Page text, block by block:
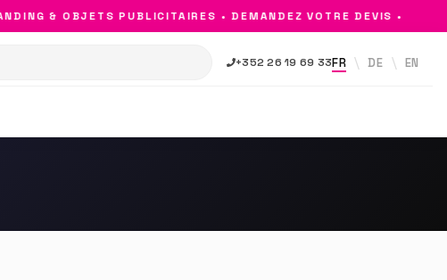
& OBJETS PUBLICITAIRES • DEMANDEZ VOTRE DEVIS •
+352 26 19 69 33FR DE EN